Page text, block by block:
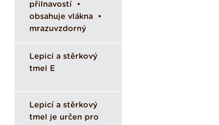
přilnavostí •
obsahuje vlákna •
mrazuvzdorný
Lepicí a stěrkový
tmel E
Lepicí a stěrkový
tmel je určen pro